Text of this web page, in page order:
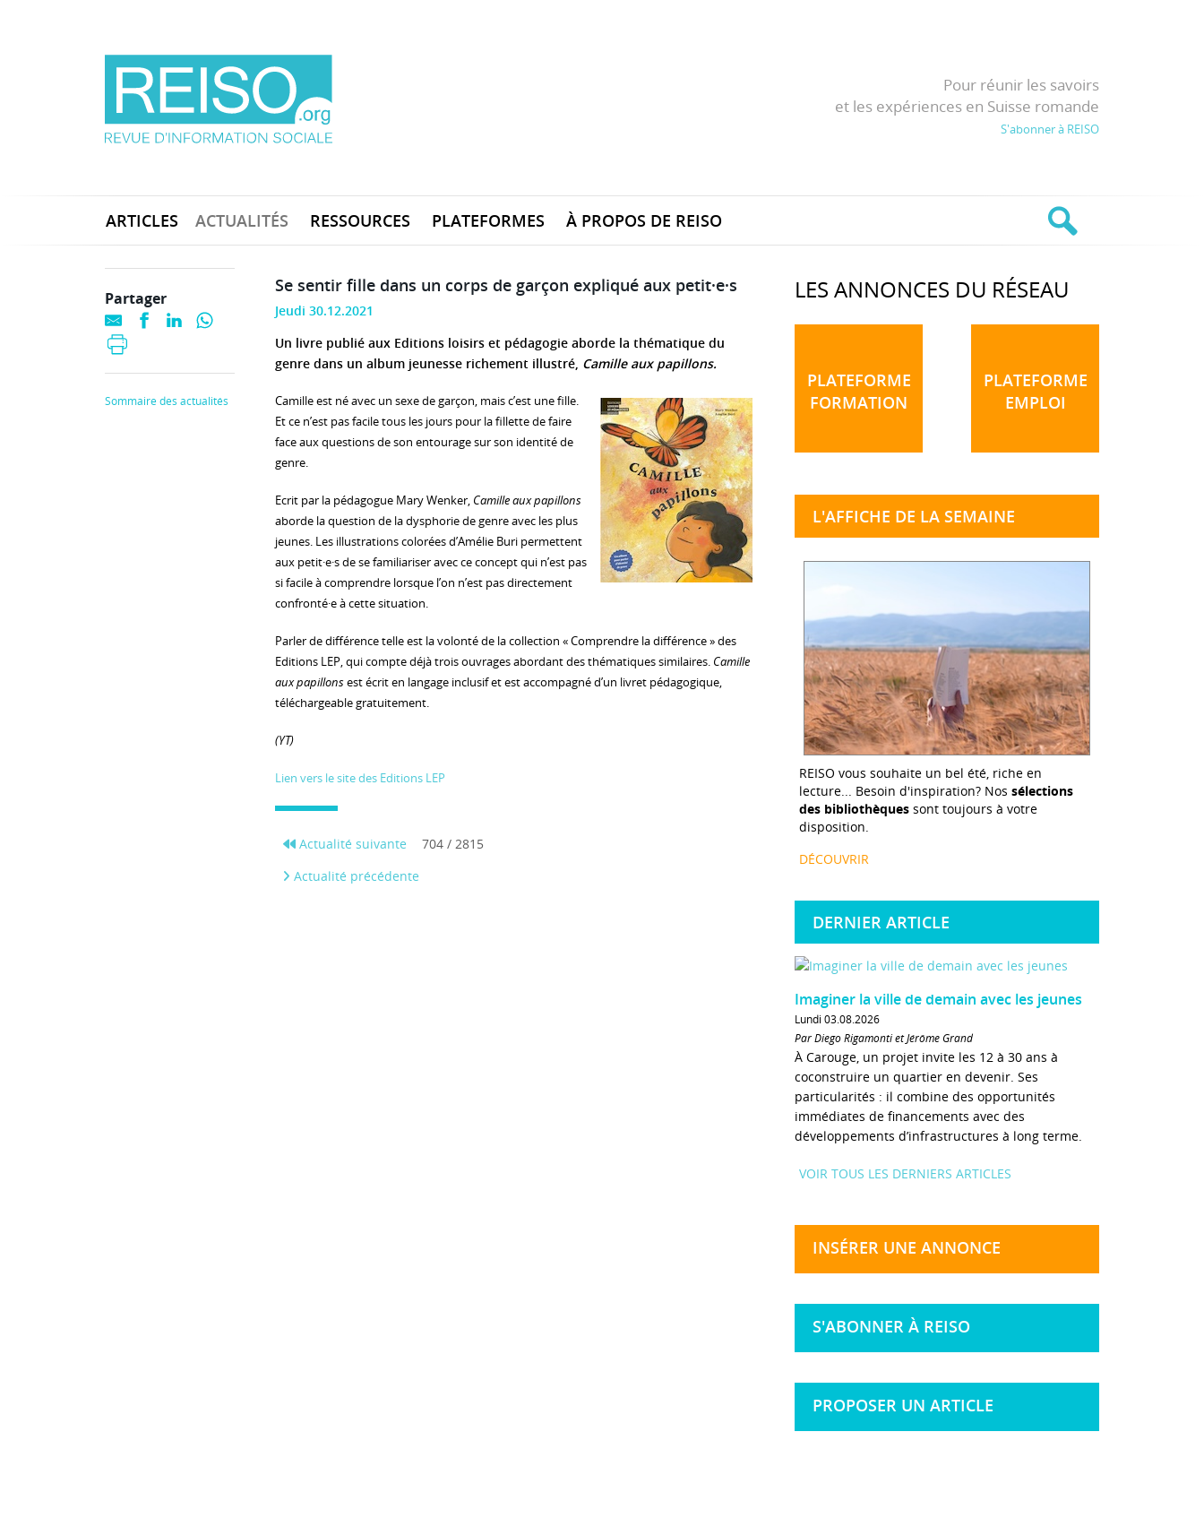
Pour réunir les savoirs
et les expériences en Suisse romande
S'abonner à REISO
ARTICLES ACTUALITÉS RESSOURCES PLATEFORMES À PROPOS DE REISO
Se sentir fille dans un corps de garçon expliqué aux petit·e·s
Jeudi 30.12.2021
Un livre publié aux Editions loisirs et pédagogie aborde la thématique du
genre dans un album jeunesse richement illustré, Camille aux papillons.
Camille est né avec un sexe de garçon, mais c’est une fille.
Et ce n’est pas facile tous les jours pour la fillette de faire
face aux questions de son entourage sur son identité de
genre.
Ecrit par la pédagogue Mary Wenker, Camille aux papillons
aborde la question de la dysphorie de genre avec les plus
jeunes. Les illustrations colorées d’Amélie Buri permettent
aux petit·e·s de se familiariser avec ce concept qui n’est pas
si facile à comprendre lorsque l’on n’est pas directement
confronté·e à cette situation.
Parler de différence telle est la volonté de la collection « Comprendre la différence » des
Editions LEP, qui compte déjà trois ouvrages abordant des thématiques similaires. Camille
aux papillonsest écrit en langage inclusif et est accompagné d’un livret pédagogique,
téléchargeable gratuitement.
(YT)
Lien vers le site des Editions LEP
Actualité suivante
704 / 2815
Actualité précédente
Partager
Sommaire des actualités
LES ANNONCES DU RÉSEAU
PLATEFORME
FORMATION
PLATEFORME
EMPLOI
L'AFFICHE DE LA SEMAINE
REISO vous souhaite un bel été, riche en
lecture... Besoin d'inspiration? Nos sélections
des bibliothèques sont toujours à votre
disposition.
DÉCOUVRIR
DERNIER ARTICLE
Imaginer la ville de demain avec les jeunes
Lundi 03.08.2026
Par Diego Rigamonti et Jérôme Grand
À Carouge, un projet invite les 12 à 30 ans à
coconstruire un quartier en devenir. Ses
particularités : il combine des opportunités
immédiates de financements avec des
développements d’infrastructures à long terme.
VOIR TOUS LES DERNIERS ARTICLES
INSÉRER UNE ANNONCE
S'ABONNER À REISO
PROPOSER UN ARTICLE